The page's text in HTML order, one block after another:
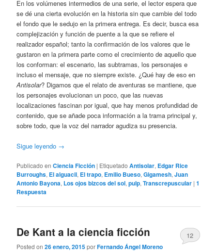
En los volúmenes intermedios de una serie, el lector espera que
se dé una cierta evolución en la historia sin que cambie del todo
el fondo que le sedujo en la primera entrega. Es decir, busca esa
complejización y función de puente a la que se refiere el
realizador español; tanto la confirmación de los valores que le
gustaron en la primera parte como el crecimiento de aquello que
los conforman: el escenario, las subtramas, los personajes e
incluso el mensaje, que no siempre existe. ¿Qué hay de eso en
Antisolar? Digamos que el relato de aventuras se mantiene, que
los personajes evolucionan un poco, que las nuevas
localizaciones fascinan por igual, que hay menos profundidad de
contenido, que se añade poca información a la trama principal y,
sobre todo, que la voz del narrador agudiza su presencia.
Sigue leyendo →
Publicado en Ciencia Ficción | Etiquetado Antisolar, Edgar Rice
Burroughs, El alguacil, El trapo, Emilio Bueso,Gigamesh,Juan
Antonio Bayona, Los ojos bizcos del sol,pulp,Transcrepuscular |1
Respuesta
De Kant a la ciencia ficción
Posted on26 enero, 2015porFernando Ángel Moreno
12